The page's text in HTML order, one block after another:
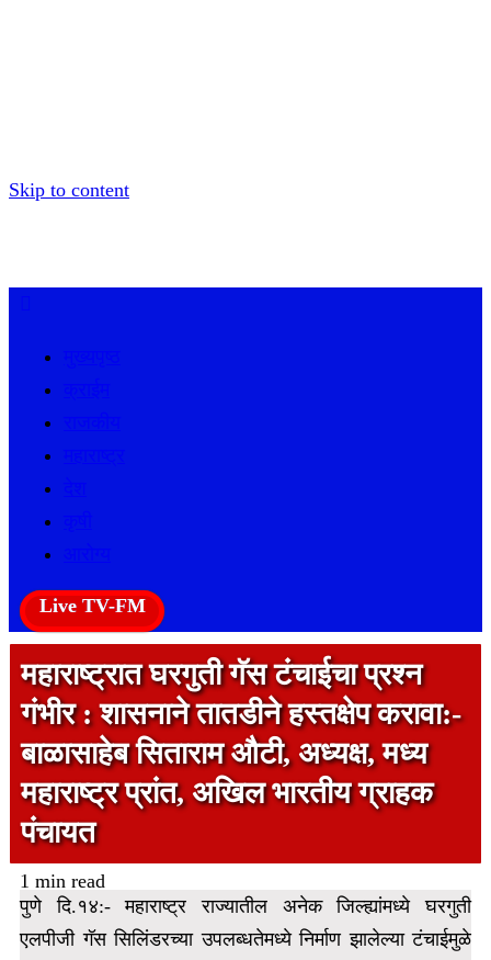
Skip to content
Live TV-FM
महाराष्ट्रात घरगुती गॅस टंचाईचा प्रश्न
गंभीर : शासनाने तातडीने हस्तक्षेप करावा:-
बाळासाहेब सिताराम औटी, अध्यक्ष, मध्य
महाराष्ट्र प्रांत, अखिल भारतीय ग्राहक
पंचायत
1 min read
पुणे दि.१४:- महाराष्ट्र राज्यातील अनेक जिल्ह्यांमध्ये घरगुती
एलपीजी गॅस सिलिंडरच्या उपलब्धतेमध्ये निर्माण झालेल्या टंचाईमुळे